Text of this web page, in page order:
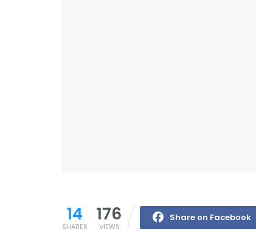
14
SHARES
176
VIEWS
Share on Facebook